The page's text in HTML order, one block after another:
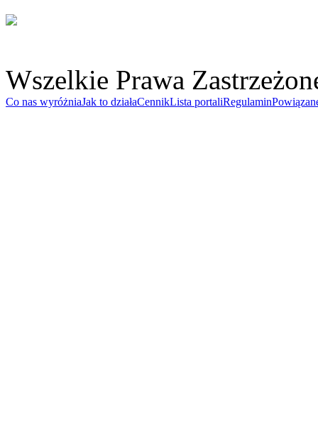
Wszelkie Prawa
Co nas wyróżniaJak to działaCennikLista portaliRegulamin